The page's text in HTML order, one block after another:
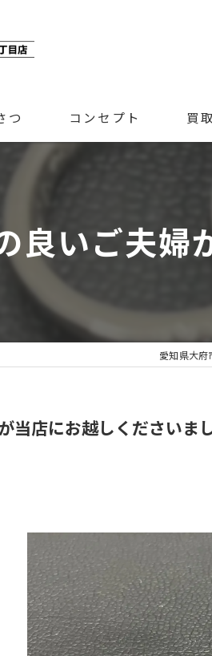
つ コンセプト 買
良いご夫婦
愛知県大府
当店にお越しくださいまし